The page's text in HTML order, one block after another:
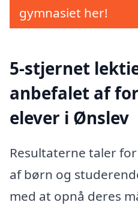
gymnasiet her!
5-stjernet
anbefalet af
elever i Ønslev
Resultaterne taler
af børn og
med at opnå deres